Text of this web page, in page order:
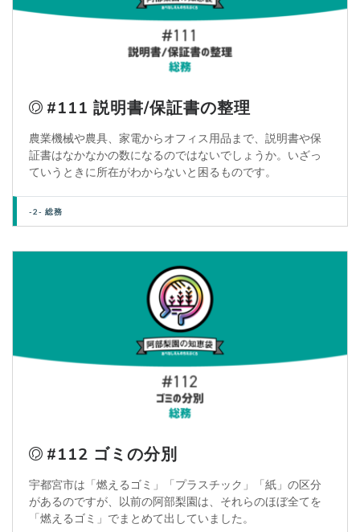
#111 説明書/保証書の整理
農業機械や農具、家電からオフィス用品まで、説明書や保
証書はなかなかの数になるのではないでしょうか。いざっ
ていうときに所在がわからないと困るものです。
-2- 総務
#112 ゴミの分別
宇都宮市は「燃えるゴミ」「プラスチック」「紙」の区分
があるのですが、以前の阿部梨園は、それらのほぼ全てを
「燃えるゴミ」でまとめて出していました。